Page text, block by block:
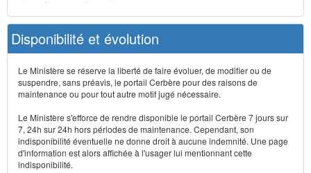
Disponibilité et évolution
Le Ministère se réserve la liberté de faire évoluer, de modifier ou de
suspendre, sans préavis, le portail Cerbère pour des raisons de
maintenance ou pour tout autre motif jugé nécessaire.
Le Ministère s'efforce de rendre disponible le portail Cerbère 7 jours sur
7, 24h sur 24h hors périodes de maintenance. Cependant, son
indisponibilité éventuelle ne donne droit à aucune indemnité. Une page
d'information est alors affichée à l'usager lui mentionnant cette
indisponibilité.